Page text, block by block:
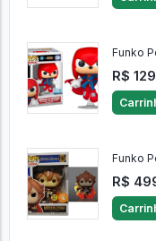
Funko
R$
Funko
R$